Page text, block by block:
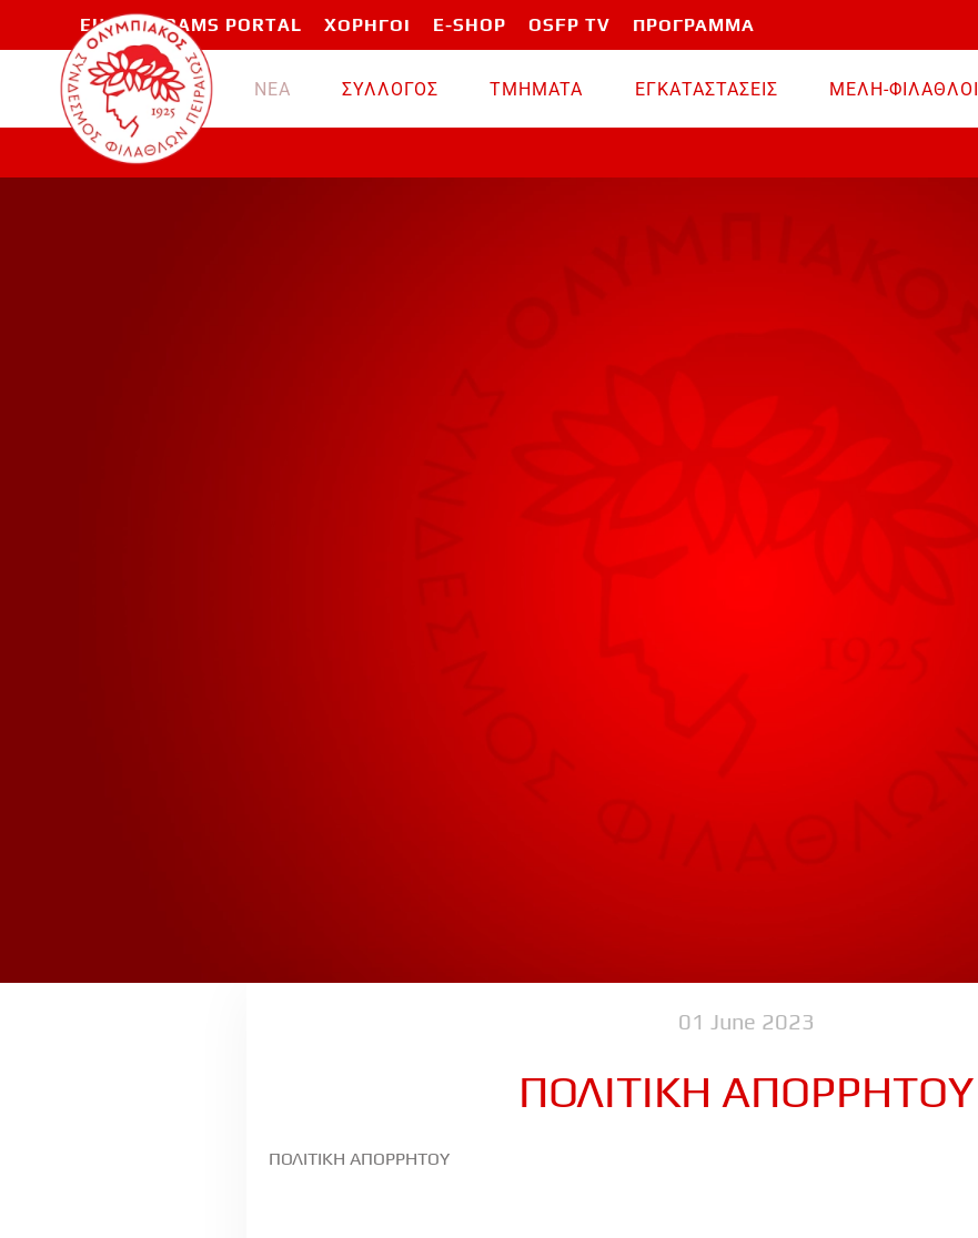
Skip to main content
EU PROGRAMS PORTAL ΧΟΡΗΓΟΙ E-SHOP OSFP TV ΠΡΟΓΡΑΜΜΑ
ΝΕΑ ΣΥΛΛΟΓΟΣ TMHMATA ΕΓΚΑΤΑΣΤΑΣΕΙΣ ΜΕΛΗ-ΦΙΛΑΘΛΟΙ
01 June 2023
ΠΟΛΙΤΙΚΗ ΑΠΟΡΡΗΤΟΥ
ΠΟΛΙΤΙΚΗ ΑΠΟΡΡΗΤΟΥ